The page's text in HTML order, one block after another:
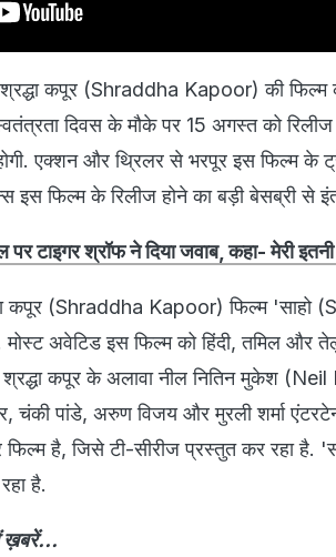
कपूर (Shraddha Kapoor) की फिल्म
दिवस के मौके पर 15 अगस्त को रिलीज
एक्शन और थ्रिलर से भरपूर इस फिल्म के
इस फिल्म के रिलीज होने का बड़ी बेसब्री से
टाइगर श्रॉफ ने दिया जवाब, कहा- मेरी
कपूर (Shraddha Kapoor) फिल्म 'साहो
अवेटिड इस फिल्म को हिंदी, तमिल और
श्रद्धा कपूर के अलावा नील नितिन मुकेश
चंकी पांडे, अरुण विजय और मुरली शर्मा
है, जिसे टी-सीरीज प्रस्तुत कर रहा है.
है.
ख़बरें...